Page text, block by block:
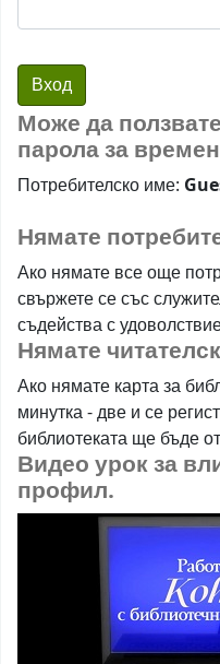
Може да
парола за
Потребителско име:
Нямате
Ако нямате все още
свържете се със
съдейства с
Нямате
Ако нямате карта за
минутка - две и се
библиотеката ще бъде
Видео урок за
профил.